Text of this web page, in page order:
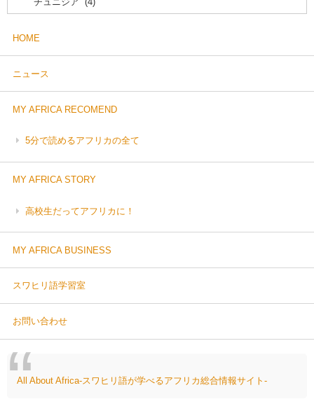
HOME
ニュース
MY AFRICA RECOMEND
5分で読めるアフリカの全て
MY AFRICA STORY
高校生だってアフリカに！
MY AFRICA BUSINESS
スワヒリ語学習室
お問い合わせ
All About Africa-スワヒリ語が学べるアフリカ総合情報サイト-